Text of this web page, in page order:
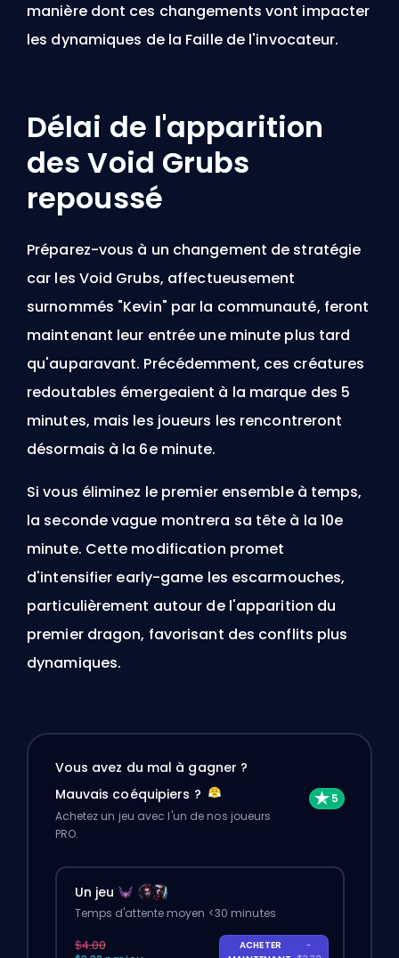
manière dont ces changements vont impacter
les dynamiques de la Faille de l'invocateur.
Délai de l'apparition
des Void Grubs
repoussé
Préparez-vous à un changement de stratégie
car les Void Grubs, affectueusement
surnommés "Kevin" par la communauté, feront
maintenant leur entrée une minute plus tard
qu'auparavant. Précédemment, ces créatures
redoutables émergeaient à la marque des 5
minutes, mais les joueurs les rencontreront
désormais à la 6e minute.
Si vous éliminez le premier ensemble à temps,
la seconde vague montrera sa tête à la 10e
minute. Cette modification promet
d'intensifier early-game les escarmouches,
particulièrement autour de l'apparition du
premier dragon, favorisant des conflits plus
dynamiques.
Vous avez du mal à gagner ?
Mauvais coéquipiers ?
Achetez un jeu avec l'un de nos joueurs
PRO.
Un jeu
Temps d'attente moyen <30 minutes
$4.00
ACHETER
-